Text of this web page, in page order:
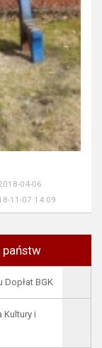
04-06
11-07 14:09
państw
BGK
Kultury i